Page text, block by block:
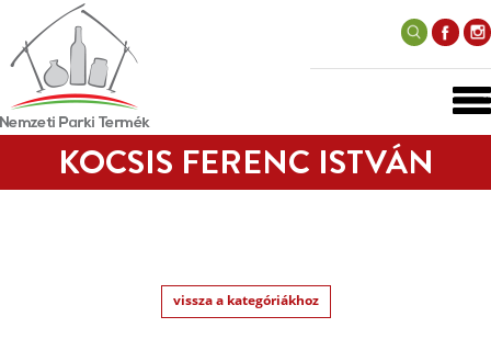
KOCSIS FERENC ISTVÁN
vissza a kategóriákhoz